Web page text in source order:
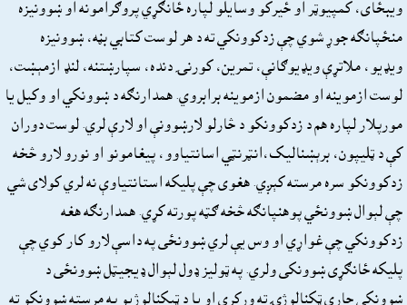
ويبځاى، کمپيوټر او ځيرکو وسايلو لپاره ځانګړي پروګرامونه او ښوونيزه
منځپانګه جوړ شوي چې زدکوونکي ته د هر لوست کتابي بڼه، ښوونيزه
ويډيو، ملاتړې ويډيوګانې، تمرين، کورنۍ دنده، سپارښتنه، لنډ ازمېښت،
لوست ازموينه او مضمون ازموينه برابروي. همدارنګه د ښوونکي او وکيل يا
مورپلار لپاره هم د زدکوونکو د څارلو لارښوونې او لارې لري. لوست دوران
کې د ټليپون، برېښناليک،انټرنټي اسانتياوو، پيغامونو او نورو لارو څخه
زدکوونکو سره مرسته کېږي. هغوى چې پليکه استانتياوې نه لري کولاى شي
چې لېوال ښوونځي پوهنپانګه څخه ګټه پورته کړي. همدارنګه هغه
زدکوونکي چې غواړي او وس يې لري ښوونځى په داسې لارو کار کوي چې
پليکه ځانګړى ښوونکى ولري. په ټوليز ډول لېوال ډيجيټل ښوونځى د
ښوونکي چارې ټکنالوژۍ ته ورکړي او يا د ټيکنالوژيو په مرسته ښوونکو ته